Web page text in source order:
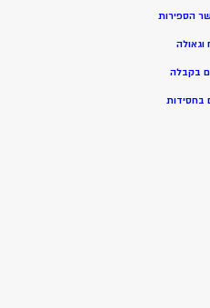
הספירות
וגאולה
בקבלה
בחסידות